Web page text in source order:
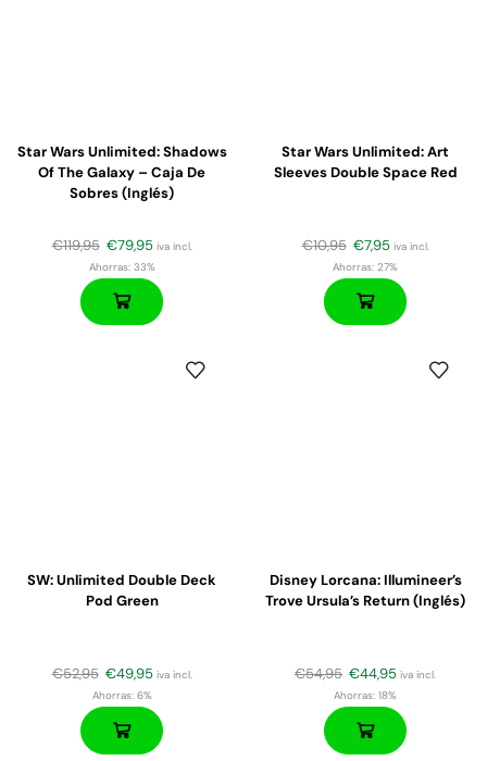
Star Wars Unlimited: Shadows
Of The Galaxy – Caja De
Sobres (Inglés)
€119,95 €79,95 iva incl.
Ahorras:33%
Star Wars Unlimited: Art
Sleeves Double Space Red
€10,95 €7,95 iva incl.
Ahorras: 27%
SW: Unlimited Double Deck
Pod Green
€52,95 €49,95 iva incl.
Ahorras:6%
Disney Lorcana: Illumineer’s
Trove Ursula’s Return (Inglés)
€54,95 €44,95 iva incl.
Ahorras: 18%